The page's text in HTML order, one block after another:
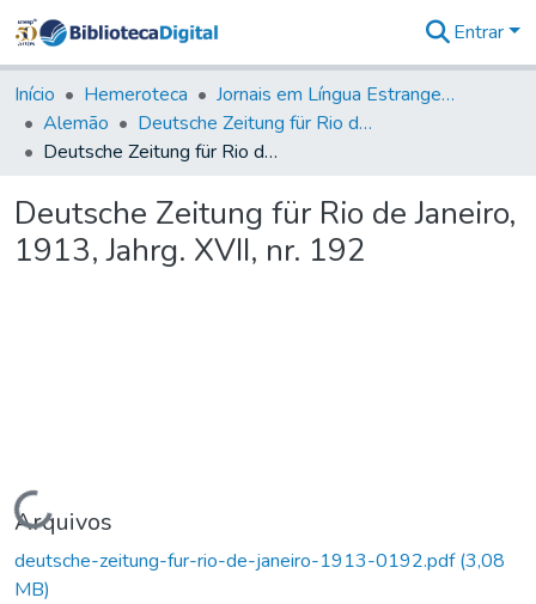
&
Coleções
Tudo na
Biblioteca
Estatísticas
Entrar
Início Hemeroteca
Jornais em Língua Estrangeira
Alemão
Deutsche Zeitung für Rio de Janeiro
Deutsche Zeitung für Rio de Janeiro, 1913, Jahrg. XVII, nr. 192
Deutsche Zeitung für Rio de Janeiro,
1913, Jahrg. XVII, nr. 192
Carregando...
Arquivos
deutsche-zeitung-fur-rio-de-janeiro-1913-0192.pdf(3,08
MB)